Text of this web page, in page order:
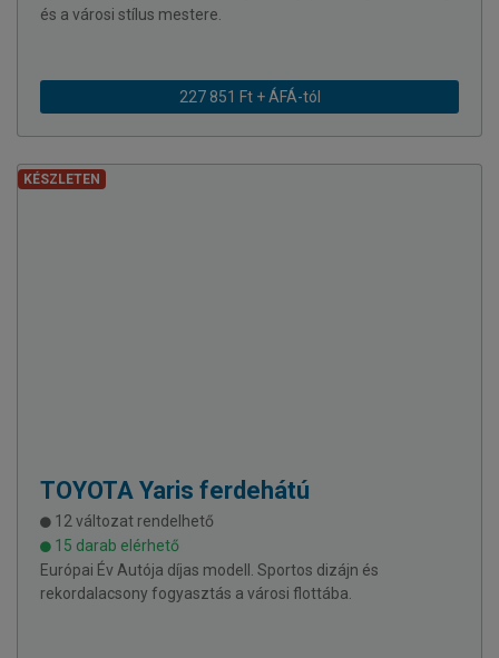
és a városi stílus mestere.
227 851 Ft + ÁFÁ-tól
KÉSZLETEN
TOYOTA Yaris ferdehátú
12 változat rendelhető
15 darab elérhető
Európai Év Autója díjas modell. Sportos dizájn és
rekordalacsony fogyasztás a városi flottába.